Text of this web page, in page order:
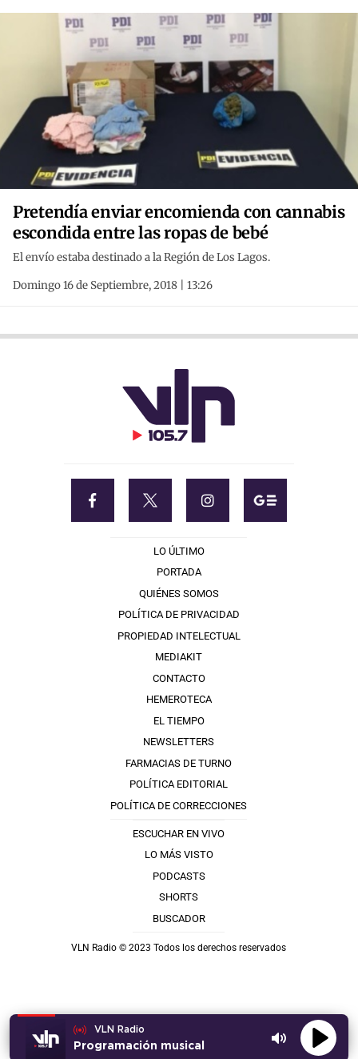
Pretendía enviar encomienda con cannabis
escondida entre las ropas de bebé
El envío estaba destinado a la Región de Los Lagos.
Domingo 16 de Septiembre, 2018 | 13:26
VLN Radio
Programación musical
LO ÚLTIMO
PORTADA
QUIÉNES SOMOS
POLÍTICA DE PRIVACIDAD
PROPIEDAD INTELECTUAL
MEDIAKIT
CONTACTO
HEMEROTECA
EL TIEMPO
NEWSLETTERS
FARMACIAS DE TURNO
POLÍTICA EDITORIAL
POLÍTICA DE CORRECCIONES
ESCUCHAR EN VIVO
LO MÁS VISTO
PODCASTS
SHORTS
BUSCADOR
VLN Radio © 2023 Todos los derechos reservados